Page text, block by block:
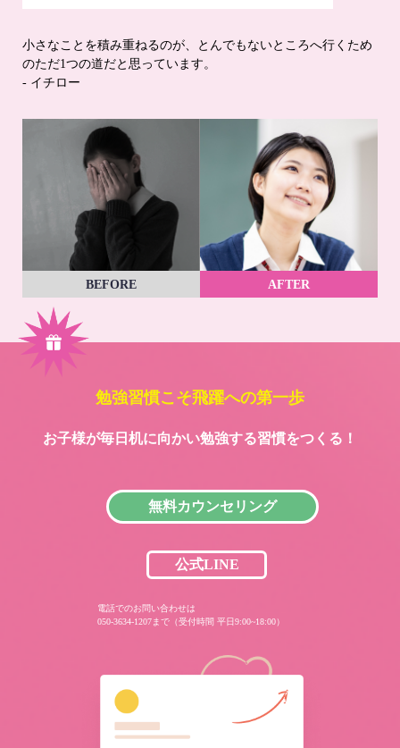
小さなことを積み重ねるのが、とんでもないところへ行くため
のただ1つの道だと思っています。
- イチロー
BEFORE AFTER
勉強習慣こそ飛躍への第一歩
お子様が毎日机に向かい勉強する習慣をつくる！
無料カウンセリング
公式LINE
電話でのお問い合わせは
050-3634-1207まで（受付時間 平日9:00~18:00）